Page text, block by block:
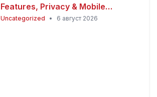
Features, Privacy & Mobile
Experience
Uncategorized • 6 август 2026